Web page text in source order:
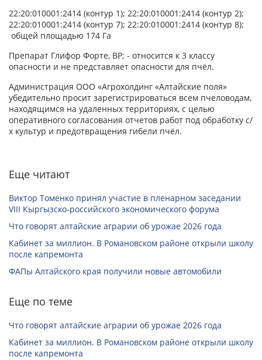
22:20:010001:2414 (контур 1); 22:20:010001:2414 (контур 2);
22:20:010001:2414 (контур 7); 22:20:010001:2414 (контур 8);
общей площадью 174 Га
Препарат Глифор Форте, ВР; - относится к 3 классу
опасности и не представляет опасности для пчёл.
Администрация ООО «Агрохолдинг «Алтайские поля»
убедительно просит зарегистрироваться всем пчеловодам,
находящимся на удаленных территориях, с целью
оперативного согласования отчетов работ под обработку с/
х культур и предотвращения гибели пчёл.
Еще читают
Виктор Томенко принял участие в пленарном заседании
VIII Кыргызско-российского экономического форума
Что говорят алтайские аграрии об урожае 2026 года
Кабинет за миллион. В Романовском районе открыли школу
после капремонта
ФАПы Алтайского края получили новые автомобили
Еще по теме
Что говорят алтайские аграрии об урожае 2026 года
Кабинет за миллион. В Романовском районе открыли школу
после капремонта